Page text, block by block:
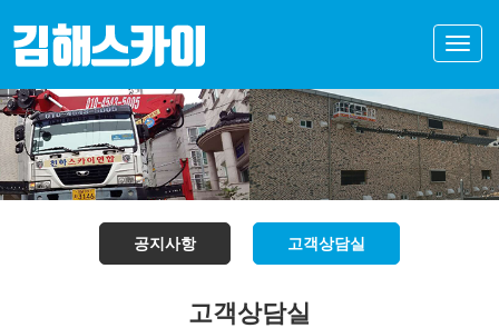
Toggle
공지사항 고객상담실
고객상담실